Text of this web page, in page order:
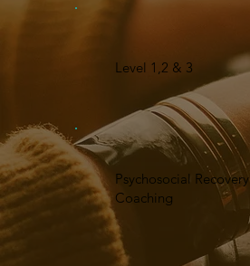
Level 1,2 & 3
Psychosocial Recovery
Coaching